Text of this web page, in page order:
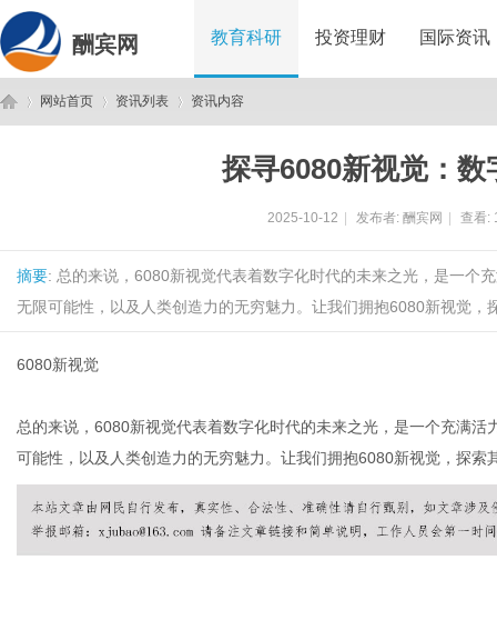
酬宾网 教育科研 投资理财 国际资讯
网站首页 资讯列表 资讯内容
探寻6080新视觉：
2025-10-12 发布者: 酬宾网 查看:
摘要: 总的来说，6080新视觉代表着数字化时代的未来之光，是一个
无限可能性，以及人类创造力的无穷魅力。让我们拥抱6080新视觉
6080新视觉
总的来说，6080新视觉代表着数字化时代的未来之光，是一个充满
可能性，以及人类创造力的无穷魅力。让我们拥抱6080新视觉，探索